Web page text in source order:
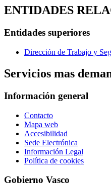
ENTIDADES
Entidades superiores
Dirección de Trabajo y
Servicios mas
Información general
Contacto
Mapa web
Accesibilidad
Sede Electrónica
Información Legal
Política de cookies
Gobierno Vasco